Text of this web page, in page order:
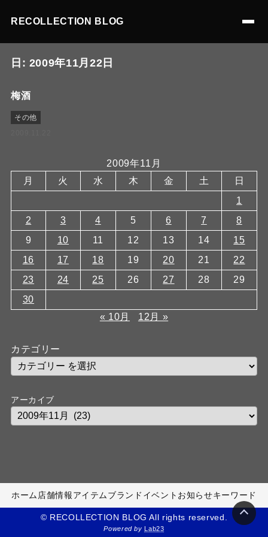
RECOLLECTION BLOG
日: 2009年11月22日
梅酒
その他
2009年11月
月
火 水 木 金 土
日
1
2
3 4 5 6 7
8
9
10 11 12 13 14
15
16
17 18 19 20 21
22
23
24 25 26 27 28
29
30
« 10月
12月 »
カテゴリー
アーカイブ
ホーム 店舗情報アイテムブランド イベント お知らせキーワード
© RECOLLECTION BLOG All rights reserved.
Powered byLab23